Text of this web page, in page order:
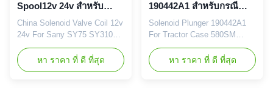
Spool12v 24v สำหรับ
Sany SY75 SY310 SY330
China Solenoid Valve Coil 12v
24v For Sany SY75 SY310
SY330 Brand
NIBEWILL/Neutral or as
required Product Name
หา ราคา ที่ ดี ที่สุด
190442A1 สําหรับกรณี
580SM 586G 586H 590L
590SL
Solenoid Plunger 190442A1
For Tractor Case 580SM
585G 586G 586H 588G 588H
590L
590SLBrandNIBEWILL/Neutral
หา ราคา ที่ ดี ที่สุด